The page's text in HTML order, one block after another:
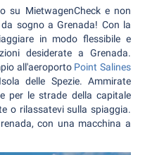
su MietwagenCheck e non
sogno a Grenada! Con la
in modo flessibile e
desiderate a Grenada.
all'aeroporto Point Salines
delle Spezie. Ammirate
per le strade della capitale
o rilassatevi sulla spiaggia.
con una macchina a